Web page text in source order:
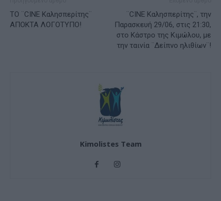
ΤΟ ¨CINE Καλησπερίτης¨
ΑΠΟΚΤΑ ΛΟΓΟΤΥΠΟ!
¨CINE Καλησπερίτης¨, την
Παρασκευή 29/06, στις 21:30,
στο Κάστρο της Κιμώλου, με
την ταινία ¨Δείπνο ηλιθίων¨!
Kimolistes Team